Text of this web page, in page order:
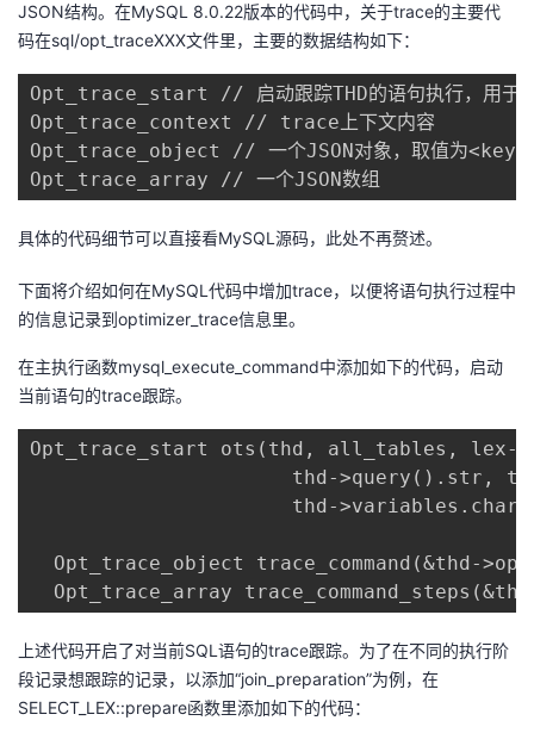
JSON结构。在MySQL 8.0.22版本的代码中，关于trace的主要代
码在sql/opt_traceXXX文件里，主要的数据结构如下：
Opt_trace_start // 启动跟踪THD的语句执行，用于语
Opt_trace_context // trace上下文内容
Opt_trace_object // 一个JSON对象，取值为<key,
Opt_trace_array // 一个JSON数组
具体的代码细节可以直接看MySQL源码，此处不再赘述。
下面将介绍如何在MySQL代码中增加trace，以便将语句执行过程中
的信息记录到optimizer_trace信息里。
在主执行函数mysql_execute_command中添加如下的代码，启动
当前语句的trace跟踪。
Opt_trace_start ots(thd, all_tables, lex-
thd->query().str,
thd-
Opt_trace_object trace_command(&thd-
Opt_trace_array
上述代码开启了对当前SQL语句的trace跟踪。为了在不同的执行阶
段记录想跟踪的记录，以添加“join_preparation”为例，在
SELECT_LEX::prepare函数里添加如下的代码：